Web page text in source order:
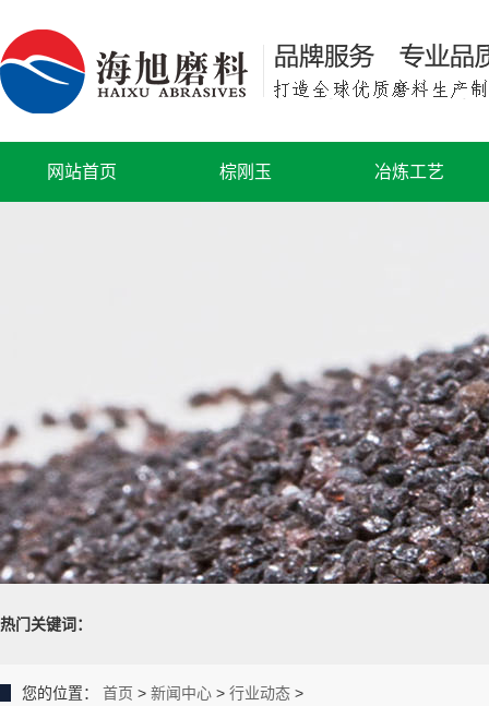
网站首页 棕刚玉 冶炼工艺
热门关键词：
您的位置： 首页 > 新闻中心 > 行业动态 >